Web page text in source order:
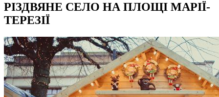
РІЗДВЯНЕ СЕЛО НА ПЛОЩІ МАРІЇ-
ТЕРЕЗІЇ